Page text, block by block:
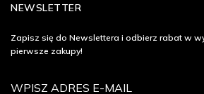
NEWSLETTER
Zapisz się do Newslettera i odbierz rabat w
pierwsze zakupy!